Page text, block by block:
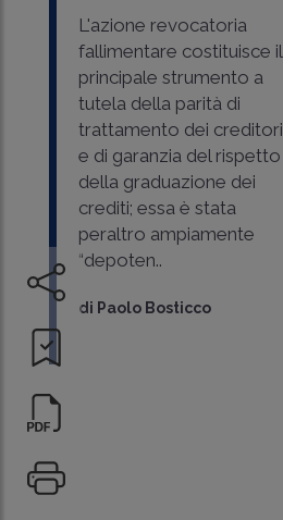
L'azione revocatoria
fallimentare costituisce il
principale strumento a
tutela della parità di
trattamento dei creditori
e di garanzia del rispetto
della graduazione dei
crediti; essa è stata
peraltro ampiamente
“depoten..
di Paolo Bosticco